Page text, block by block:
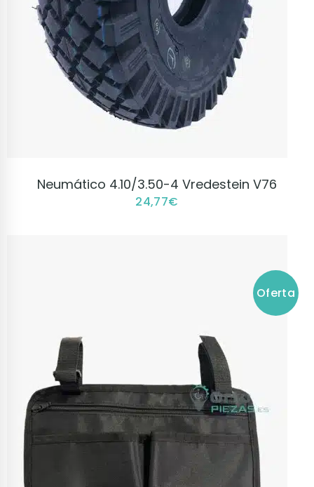
VER PRODUCTO
Neumático 4.10/3.50-4 Vredestein V76
24,77€
Oferta